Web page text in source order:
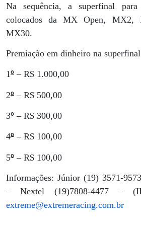
Na sequência, a superfinal
colocados da MX Open, MX2,
MX30.
Premiação em dinheiro na
1º – R$ 1.000,00
2º – R$ 500,00
3º – R$ 300,00
4º – R$ 100,00
5º – R$ 100,00
Informações: Júnior (19) 3571-
– Nextel (19)7808-4477 –
extreme@extremeracing.com.br